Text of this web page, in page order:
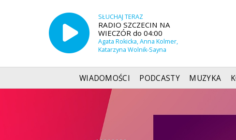
SŁUCHAJ TERAZ
RADIO SZCZECIN NA
WIECZÓR do 04:00
Agata Rokicka, Anna Kolmer,
Katarzyna Wolnik-Sayna
WIADOMOŚCI PODCASTY MUZYKA